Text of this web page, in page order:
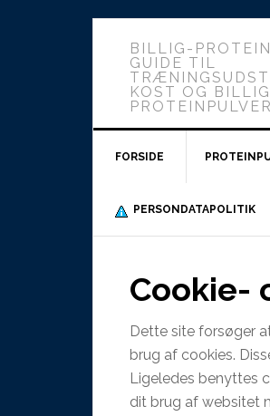
BILLIG-
GUIDE TIL
KOST OG
PROTEINPULVER
FORSIDE
PERSONDATAPOLITIK
Cookie-
Dette site forsøger
brug af cookies.
Ligeledes benyttes
dit brug af websitet